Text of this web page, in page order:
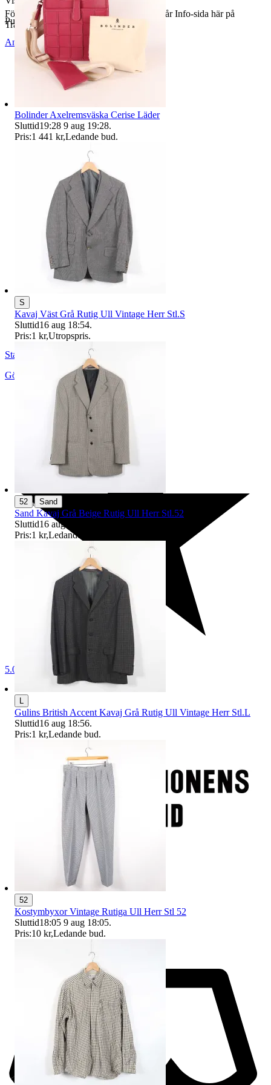
För butiksinformation och köpvillkor, se vår Info-sida här på
Tradera.
Publicerad
3 maj 20:48
Anmäl Sälj liknande
StadsmissionensSecondhandGbg
Göteborg
Sverige
5.0
Bolinder Axelremsväska Cerise Läder
Sluttid19:28 9 aug 19:28.
Pris:1 441 kr,Ledande bud.
S
Kavaj Väst Grå Rutig Ull Vintage Herr Stl.S
Sluttid16 aug 18:54.
Pris:1 kr,Utropspris.
52 | Sand
Sand Kavaj Grå Beige Rutig Ull Herr Stl.52
Sluttid16 aug 18:57
Pris:1 kr,Ledande bud
L
Gulins British Accent Kavaj Grå Rutig Ull Vintage Herr Stl.L
Sluttid16 aug 18:56.
Pris:1 kr,Ledande bud.
52
Kostymbyxor Vintage Rutiga Ull Herr Stl 52
Sluttid18:05 9 aug 18:05.
Pris:10 kr,Ledande bud.